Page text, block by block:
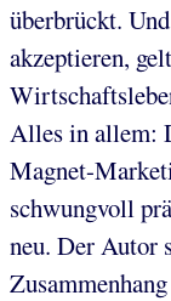
überbrückt.
akzeptieren,
Alles in allem:
Magnet-
schwungvoll
neu. Der Autor